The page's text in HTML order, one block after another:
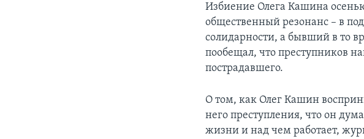
Избиение Олега Кашина
общественный резонанс – в
солидарности, а бывший в то
пообещал, что преступников
пострадавшего.
О том, как Олег Кашин
него преступления, что он
жизни и над чем работает,